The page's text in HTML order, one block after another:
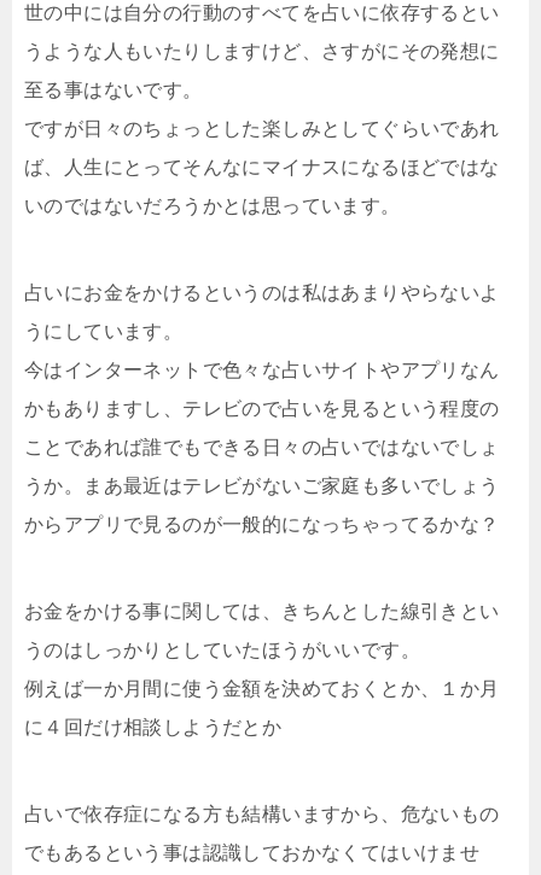
世の中には自分の行動のすべてを占いに依存するとい
うような人もいたりしますけど、さすがにその発想に
至る事はないです。
ですが日々のちょっとした楽しみとしてぐらいであれ
ば、人生にとってそんなにマイナスになるほどではな
いのではないだろうかとは思っています。
占いにお金をかけるというのは私はあまりやらないよ
うにしています。
今はインターネットで色々な占いサイトやアプリなん
かもありますし、テレビので占いを見るという程度の
ことであれば誰でもできる日々の占いではないでしょ
うか。まあ最近はテレビがないご家庭も多いでしょう
からアプリで見るのが一般的になっちゃってるかな？
お金をかける事に関しては、きちんとした線引きとい
うのはしっかりとしていたほうがいいです。
例えば一か月間に使う金額を決めておくとか、１か月
に４回だけ相談しようだとか
占いで依存症になる方も結構いますから、危ないもの
でもあるという事は認識しておかなくてはいけませ